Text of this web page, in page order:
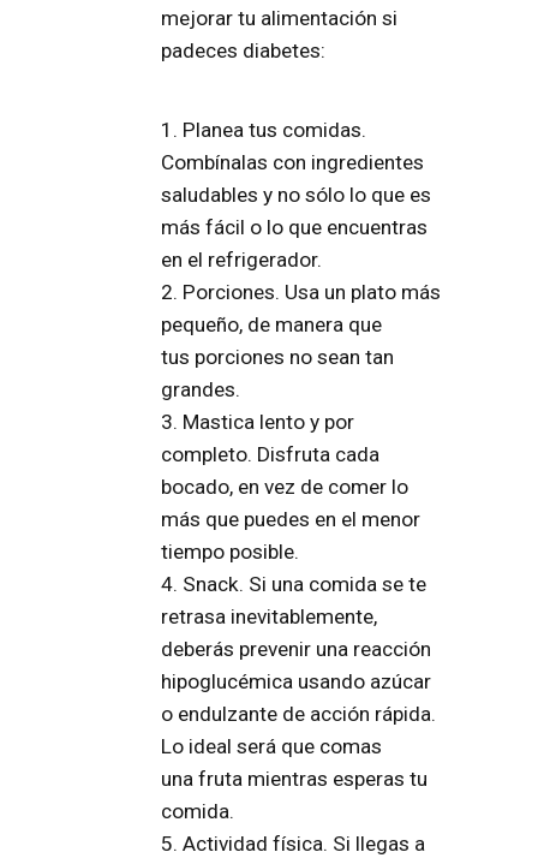
mejorar tu alimentación si
padeces diabetes:
1. Planea tus comidas.
Combínalas con ingredientes
saludables y no sólo lo que es
más fácil o lo que encuentras
en el refrigerador.
2. Porciones. Usa un plato más
pequeño, de manera que
tus porciones no sean tan
grandes.
3. Mastica lento y por
completo. Disfruta cada
bocado, en vez de comer lo
más que puedes en el menor
tiempo posible.
4. Snack. Si una comida se te
retrasa inevitablemente,
deberás prevenir una reacción
hipoglucémica usando azúcar
o endulzante de acción rápida.
Lo ideal será que comas
una fruta mientras esperas tu
comida.
5. Actividad física. Si llegas a